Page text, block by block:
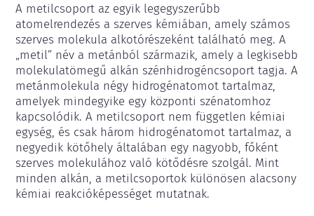
A metilcsoport az egyik legegyszerűbb
atomelrendezés a szerves kémiában, amely számos
szerves molekula alkotórészeként található meg. A
„metil” név a metánból származik, amely a legkisebb
molekulatömegű alkán szénhidrogéncsoport tagja. A
metánmolekula négy hidrogénatomot tartalmaz,
amelyek mindegyike egy központi szénatomhoz
kapcsolódik. A metilcsoport nem független kémiai
egység, és csak három hidrogénatomot tartalmaz, a
negyedik kötőhely általában egy nagyobb, főként
szerves molekulához való kötődésre szolgál. Mint
minden alkán, a metilcsoportok különösen alacsony
kémiai reakcióképességet mutatnak.